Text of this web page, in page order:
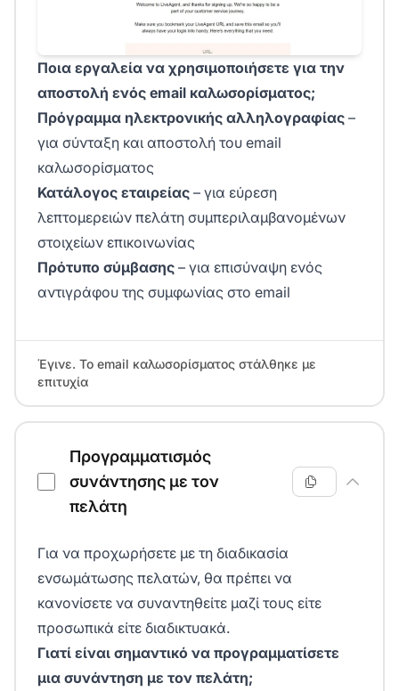
Ποια εργαλεία να χρησιμοποιήσετε για την
αποστολή ενός email καλωσορίσματος;
Πρόγραμμα ηλεκτρονικής αλληλογραφίας –
για σύνταξη και αποστολή του email
καλωσορίσματος
Κατάλογος εταιρείας – για εύρεση
λεπτομερειών πελάτη συμπεριλαμβανομένων
στοιχείων επικοινωνίας
Πρότυπο σύμβασης – για επισύναψη ενός
αντιγράφου της συμφωνίας στο email
Έγινε. Το email καλωσορίσματος στάλθηκε με
επιτυχία
Προγραμματισμός
συνάντησης με τον
πελάτη
Για να προχωρήσετε με τη διαδικασία
ενσωμάτωσης πελατών, θα πρέπει να
κανονίσετε να συναντηθείτε μαζί τους είτε
προσωπικά είτε διαδικτυακά.
Γιατί είναι σημαντικό να προγραμματίσετε
μια συνάντηση με τον πελάτη;